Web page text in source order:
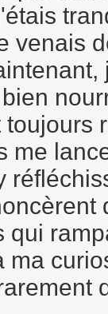
venais
toujours
me
qui
ma